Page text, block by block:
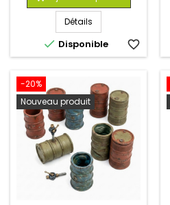
base
Détails
 Disponible favorite_border
-20%
Nouveau produit